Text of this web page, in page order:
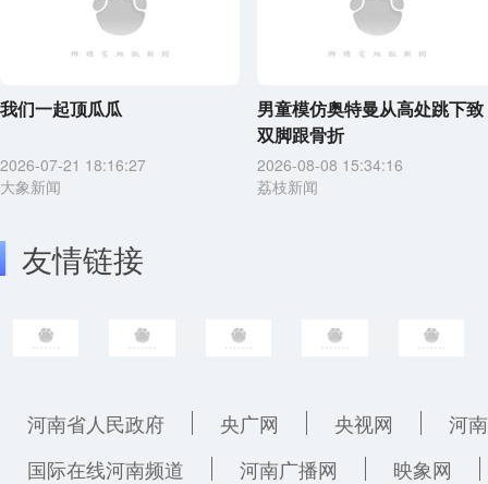
我们一起顶瓜瓜
2026-07-21 18:16:27
大象新闻
男童模仿奥特曼从高处跳下致
双脚跟骨折
2026-08-08 15:34:16
荔枝新闻
友情链接
河南省人民政府 央广网 央视网
河
国际在线河南频道
河南广播网 映象网